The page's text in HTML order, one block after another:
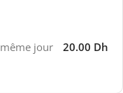
même jour 20.00 Dh